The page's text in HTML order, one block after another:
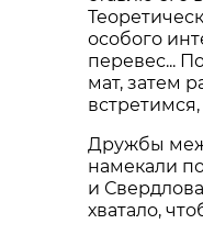
особого
перевес...
мат, затем
Дружбы
намекали
и
хватало,